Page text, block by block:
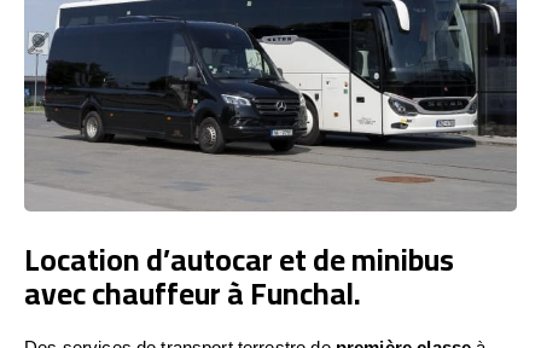
Location d’autocar et de minibus
avec chauffeur à Funchal.